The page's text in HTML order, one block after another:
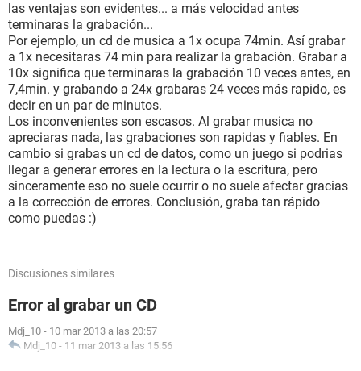
las ventajas son evidentes... a más velocidad antes
terminaras la grabación...
Por ejemplo, un cd de musica a 1x ocupa 74min. Así grabar
a 1x necesitaras 74 min para realizar la grabación. Grabar a
10x significa que terminaras la grabación 10 veces antes, en
7,4min. y grabando a 24x grabaras 24 veces más rapido, es
decir en un par de minutos.
Los inconvenientes son escasos. Al grabar musica no
apreciaras nada, las grabaciones son rapidas y fiables. En
cambio si grabas un cd de datos, como un juego si podrias
llegar a generar errores en la lectura o la escritura, pero
sinceramente eso no suele ocurrir o no suele afectar gracias
a la corrección de errores. Conclusión, graba tan rápido
como puedas :)
Discusiones similares
Error al grabar un CD
Mdj_10 - 10 mar 2013 a las 20:57
Mdj_10 - 11 mar 2013 a las 15:56